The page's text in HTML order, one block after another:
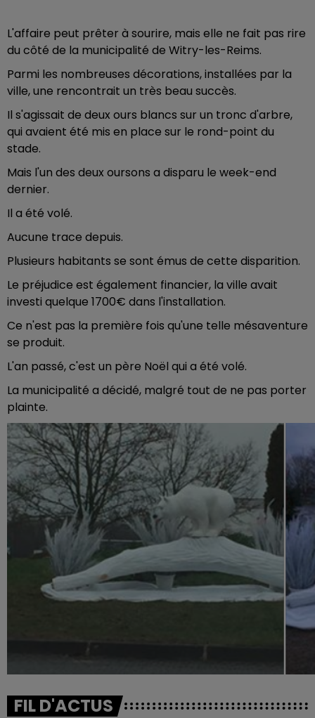
L'affaire peut prêter à sourire, mais elle ne fait pas rire
du côté de la municipalité de Witry-les-Reims.
Parmi les nombreuses décorations, installées par la
ville, une rencontrait un très beau succès.
Il s'agissait de deux ours blancs sur un tronc d'arbre,
qui avaient été mis en place sur le rond-point du
stade.
Mais l'un des deux oursons a disparu le week-end
dernier.
Il a été volé.
Aucune trace depuis.
Plusieurs habitants se sont émus de cette disparition.
Le préjudice est également financier, la ville avait
investi quelque 1700€ dans l'installation.
Ce n'est pas la première fois qu'une telle mésaventure
se produit.
L'an passé, c'est un père Noël qui a été volé.
La municipalité a décidé, malgré tout de ne pas porter
plainte.
FIL D'ACTUS